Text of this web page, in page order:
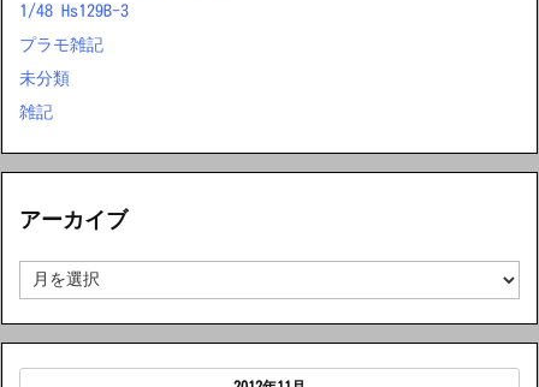
1/48 Hs129B-3
プラモ雑記
未分類
雑記
アーカイブ
ー